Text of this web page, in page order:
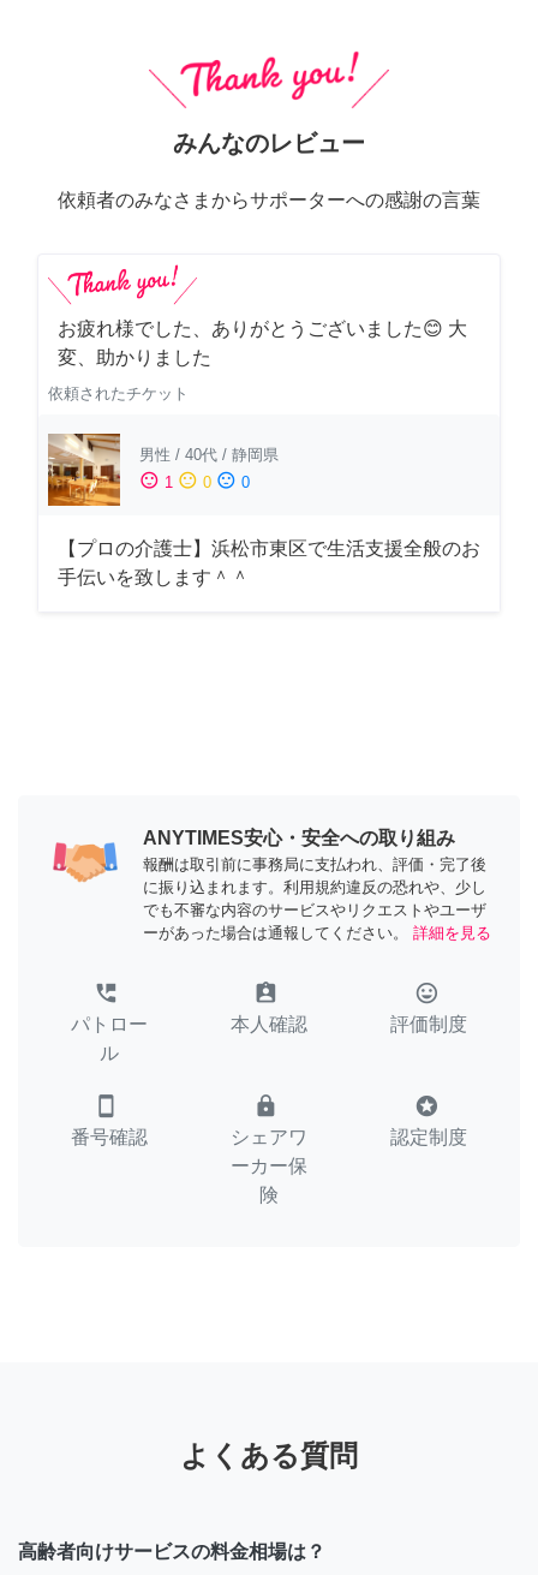
みんなのレビュー
依頼者のみなさまからサポーターへの感謝の言葉
お疲れ様でした、ありがとうございました😊 大
変、助かりました
依頼されたチケット
男性 / 40代 / 静岡県
sentiment_satisfied 1 sentiment_neutral 0 sentiment_dissatisfied 0
【プロの介護士】浜松市東区で生活支援全般のお
手伝いを致します＾＾
ANYTIMES安心・安全への取り組み
報酬は取引前に事務局に支払われ、評価・完了後
に振り込まれます。利用規約違反の恐れや、少し
でも不審な内容のサービスやリクエストやユーザ
ーがあった場合は通報してください。
詳細を見る
perm_phone_msg
パトロー
ル
assignment_ind
本人確認
tag_faces
評価制度
smartphone
番号確認
lock
シェアワ
ーカー保
険
stars
認定制度
よくある質問
高齢者向けサービスの料金相場は？